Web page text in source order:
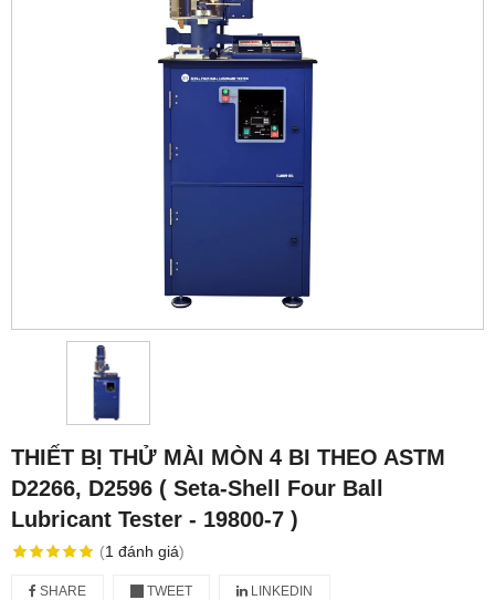
THIẾT BỊ THỬ MÀI MÒN 4 BI THEO ASTM
D2266, D2596 ( Seta-Shell Four Ball
Lubricant Tester - 19800-7 )
(1 đánh giá)
SHARE TWEET LINKEDIN